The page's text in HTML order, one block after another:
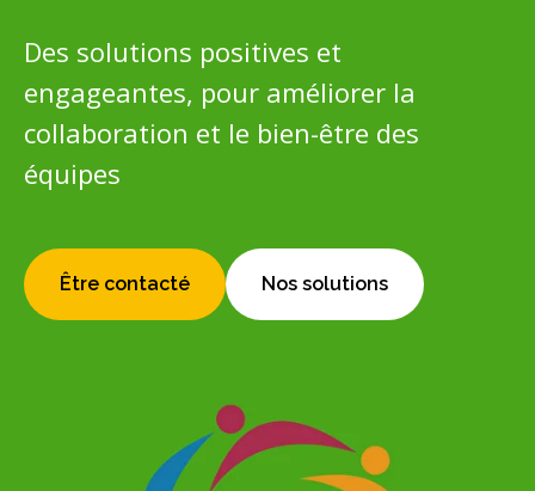
Des solutions positives et
engageantes, pour améliorer la
collaboration et le bien-être des
équipes
Être contacté Nos solutions